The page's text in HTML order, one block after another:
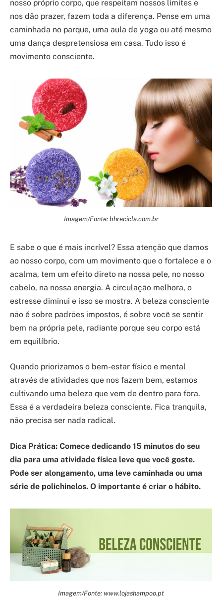
nosso próprio corpo, que respeitam nossos limites e
nos dão prazer, fazem toda a diferença. Pense em uma
caminhada no parque, uma aula de yoga ou até mesmo
uma dança despretensiosa em casa. Tudo isso é
movimento consciente.
Imagem/Fonte: bhrecicla.com.br
E sabe o que é mais incrível? Essa atenção que damos
ao nosso corpo, com um movimento que o fortalece e o
acalma, tem um efeito direto na nossa pele, no nosso
cabelo, na nossa energia. A circulação melhora, o
estresse diminui e isso se mostra. A beleza consciente
não é sobre padrões impostos, é sobre você se sentir
bem na própria pele, radiante porque seu corpo está
em equilíbrio.
Quando priorizamos o bem-estar físico e mental
através de atividades que nos fazem bem, estamos
cultivando uma beleza que vem de dentro para fora.
Essa é a verdadeira beleza consciente. Fica tranquila,
não precisa ser nada radical.
Dica Prática: Comece dedicando 15 minutos do seu
dia para uma atividade física leve que você goste.
Pode ser alongamento, uma leve caminhada ou uma
série de polichinelos. O importante é criar o hábito.
Imagem/Fonte: www.lojashampoo.pt